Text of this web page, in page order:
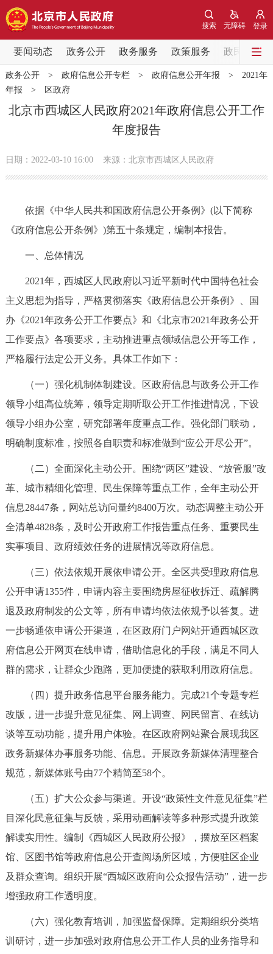
登录
无障碍
搜索
要闻动态 政务公开 政务服务 政策服务 政民互动
要闻动态
党中央精神 国务院信息 中央部委动态
北京要闻 会议信息 部门动态
市领导 机构职能 政策服务
政策兑现
决策公开 专题公开
政务服务
便民服务 利企服务 投资项目
中介服务 阳光政务
12345网上接诉即办 我要咨询 我要建议
参与调查 在线访谈 图说互动
走进北京
绿色北京 图说北京 视频北京
多语种
DEUTSCH FRANÇAIS РУССКИЙ ЯЗЫК
ESPAÑOL العربية PORTUGUÊS
回到顶部
政务公开> 政府信息公开专栏> 政府信息公开年报 > 2021年
年报 > 区政府
北京市西城区人民政府2021年政府信息公开工作
年度报告
日期：2022-03-10 16:00 来源：北京市西城区人民政府
依据《中华人民共和国政府信息公开条例》(以下简称
《政府信息公开条例》)第五十条规定，编制本报告。
一、总体情况
2021年，西城区人民政府以习近平新时代中国特色社会
主义思想为指导，严格贯彻落实《政府信息公开条例》、国
办《2021年政务公开工作要点》和《北京市2021年政务公开
工作要点》各项要求，主动推进重点领域信息公开等工作，
严格履行法定公开义务。具体工作如下：
（一）强化机制体制建设。区政府信息与政务公开工作
领导小组高位统筹，领导定期听取公开工作推进情况，下设
领导小组办公室，研究部署年度重点工作。强化部门联动，
明确制度标准，按照各自职责和标准做到“应公开尽公开”。
（二）全面深化主动公开。围绕“两区”建设、“放管服”改
革、城市精细化管理、民生保障等重点工作，全年主动公开
信息28447条，网站总访问量约8400万次。动态调整主动公开
全清单4828条，及时公开政府工作报告重点任务、重要民生
实事项目、政府绩效任务的进展情况等政府信息。
（三）依法依规开展依申请公开。全区共受理政府信息
公开申请1355件，申请内容主要围绕房屋征收拆迁、疏解腾
退及政府制发的公文等，所有申请均依法依规予以答复。进
一步畅通依申请公开渠道，在区政府门户网站开通西城区政
府信息公开网页在线申请，借助信息化的手段，满足不同人
群的需求，让群众少跑路，更加便捷的获取利用政府信息。
（四）提升政务信息平台服务能力。完成21个专题专栏
改版，进一步提升意见征集、网上调查、网民留言、在线访
谈等互动功能，提升用户体验。在区政府网站聚合展现我区
政务新媒体办事服务功能、信息。开展政务新媒体清理整合
规范，新媒体账号由77个精简至58个。
（五）扩大公众参与渠道。开设“政策性文件意见征集”栏
目深化民意征集与反馈，采用动画解读等多种形式提升政策
解读实用性。编制《西城区人民政府公报》，摆放至区档案
馆、区图书馆等政府信息公开查阅场所区域，方便驻区企业
及群众查询。组织开展“西城区政府向公众报告活动”，进一步
增强政府工作透明度。
（六）强化教育培训，加强监督保障。定期组织分类培
训研讨，进一步加强对政府信息公开工作人员的业务指导和